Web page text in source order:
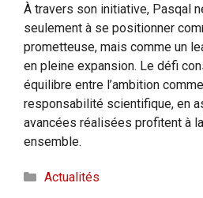
À travers son initiative, Pasqal
seulement à se positionner
prometteuse, mais comme un
en pleine expansion. Le défi
équilibre entre l’ambition
responsabilité scientifique, en
avancées réalisées profitent à
ensemble.
Catégories
Actualités